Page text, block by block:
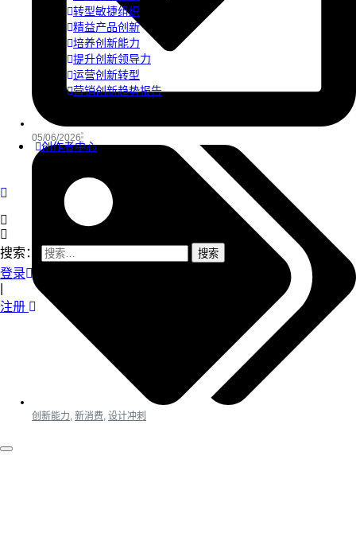
转型敏捷组织
精益产品创新
培养创新能力
提升创新领导力
运营创新转型
营销创新趋势报告
创作者中心
搜索：
登录
注册
05/06/2026
创新能力 新消费 设计冲刺